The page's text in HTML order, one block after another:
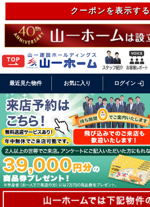
クーポンを表示する
最近見た物件 お気に入り ログイン login